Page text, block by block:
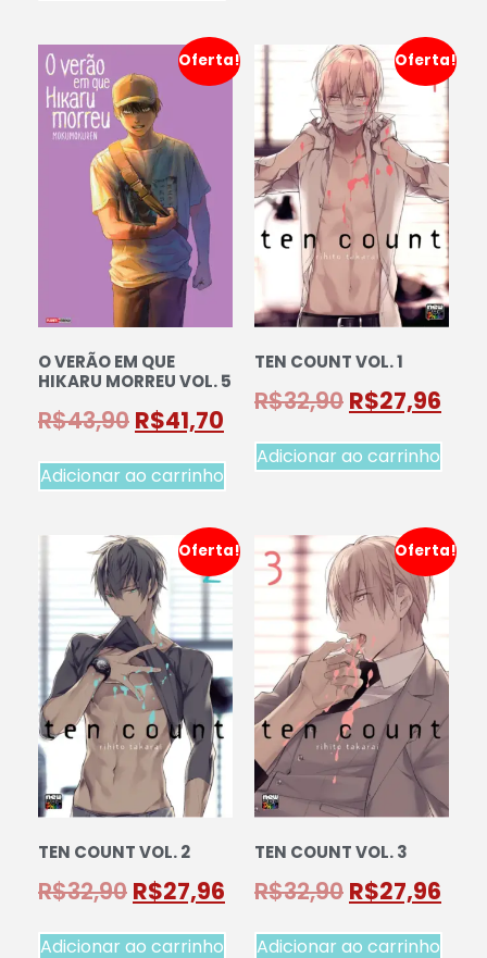
Oferta!
O VERÃO EM QUE
HIKARU MORREU VOL. 5
R$43,90 R$41,70
Adicionar ao carrinho
Oferta!
TEN COUNT VOL. 1
R$32,90 R$27,96
Adicionar ao carrinho
Oferta!
TEN COUNT VOL. 2
R$32,90 R$27,96
Adicionar ao carrinho
Oferta!
TEN COUNT VOL. 3
R$32,90 R$27,96
Adicionar ao carrinho